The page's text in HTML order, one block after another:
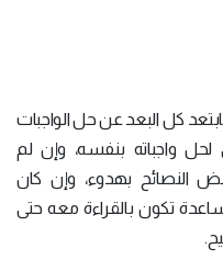
كل البعد عن حل الواجبات
لحل واجباته بنفسه، وإن لم
النصائح بهدوء، وإن كان
تكون بالقراءة معه حتى